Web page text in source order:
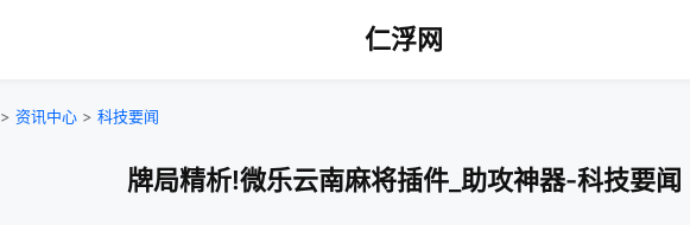
仁浮网
> 资讯中心 > 科技要闻
牌局精析!微乐云南麻将插件_助攻神器-科技要闻